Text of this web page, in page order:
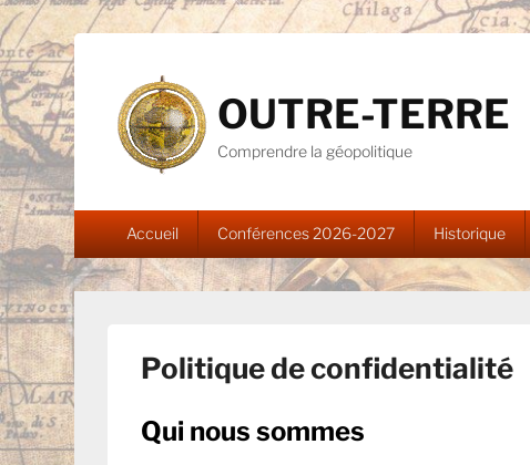
OUTRE-TERRE
Comprendre la géopolitique
Menu
principal
Accueil Conférences 2026-2027 Historique
Politique de confidentialité
Qui nous sommes